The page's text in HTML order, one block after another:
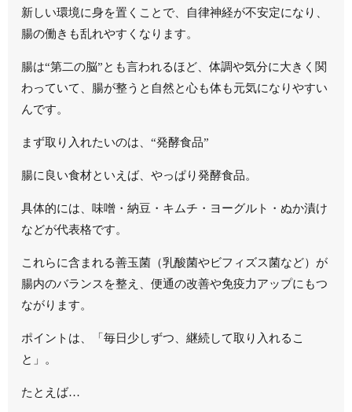
新しい環境に身を置くことで、自律神経が不安定になり、
腸の働きも乱れやすくなります。
腸は“第二の脳”とも言われるほど、体調や気分に大きく関
わっていて、腸が整うと自然と心も体も元気になりやすい
んです。
まず取り入れたいのは、“発酵食品”
腸に良い食材といえば、やっぱり発酵食品。
具体的には、味噌・納豆・キムチ・ヨーグルト・ぬか漬け
などが代表格です。
これらに含まれる善玉菌（乳酸菌やビフィズス菌など）が
腸内のバランスを整え、便通の改善や免疫力アップにもつ
ながります。
ポイントは、「毎日少しずつ、継続して取り入れるこ
と」。
たとえば…